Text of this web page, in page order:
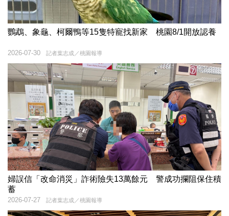
鸚鵡、象龜、柯爾鴨等15隻特寵找新家 桃園8/1開放認養
記者葉志成／桃園報導
2026-07-30
婦誤信「改命消災」詐術險失13萬餘元 警成功攔阻保住積
蓄
記者葉志成／桃園報導
2026-07-27